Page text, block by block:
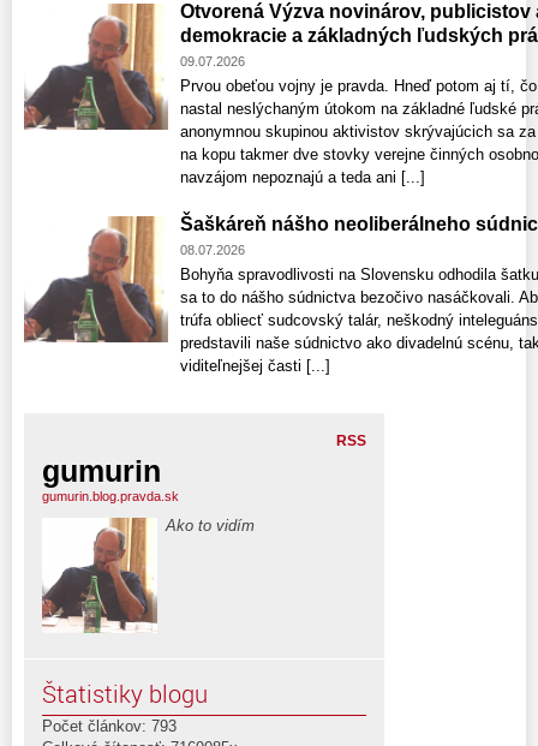
Otvorená Výzva novinárov, publicistov
demokracie a základných ľudských
09.07.2026
Prvou obeťou vojny je pravda. Hneď potom aj tí,
nastal neslýchaným útokom na základné ľudské
anonymnou skupinou aktivistov skrývajúcich sa
na kopu takmer dve stovky verejne činných
navzájom nepoznajú a teda ani [...]
Šaškáreň nášho neoliberálneho
08.07.2026
Bohyňa spravodlivosti na Slovensku odhodila
sa to do nášho súdnictva bezočivo nasáčkovali.
trúfa obliecť sudcovský talár, neškodný
predstavili naše súdnictvo ako divadelnú scénu,
viditeľnejšej časti [...]
RSS
gumurin
gumurin.blog.pravda.sk
Ako to vidím
Štatistiky blogu
Počet článkov: 793